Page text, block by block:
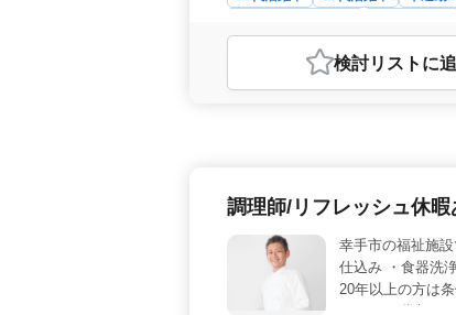
おすすめポイント
＜ガソリンスタンドでの整備業
＞ 完全週休2日制を採用して
検討リスト に
調理師/リフレッシュ休暇
幸手市の福祉施
仕込み ・食器洗
20年以上の方は